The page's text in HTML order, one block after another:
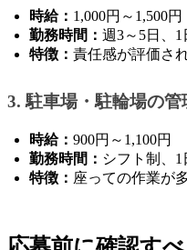
時給： 1,000円～1,500円
勤務時間： 週3～5日、1
特徴： 責任感が評価さ
3. 駐車場・駐輪場の管
時給： 900円～1,100円
勤務時間： シフト制、1
特徴： 座っての作業が